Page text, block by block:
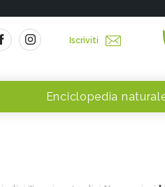
Iscriviti
Enciclopedia